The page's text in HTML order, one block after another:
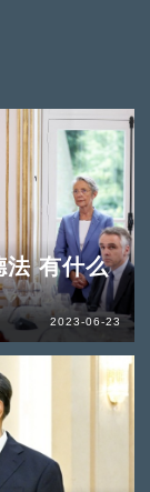
法 有什么
2023-06-23